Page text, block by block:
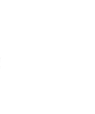
水滴會員 APP 」依現
親子組＋單人組，則
為後續活動推廣使